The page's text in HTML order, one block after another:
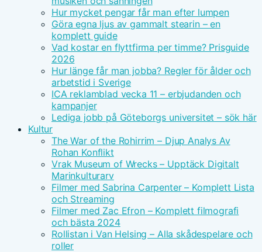
Hur mycket pengar får man efter lumpen
Göra egna ljus av gammalt stearin – en
komplett guide
Vad kostar en flyttfirma per timme? Prisguide
2026
Hur länge får man jobba? Regler för ålder och
arbetstid i Sverige
ICA reklamblad vecka 11 – erbjudanden och
kampanjer
Lediga jobb på Göteborgs universitet – sök här
Kultur
The War of the Rohirrim – Djup Analys Av
Rohan Konflikt
Vrak Museum of Wrecks – Upptäck Digitalt
Marinkulturarv
Filmer med Sabrina Carpenter – Komplett Lista
och Streaming
Filmer med Zac Efron – Komplett filmografi
och bästa 2024
Rollistan i Van Helsing – Alla skådespelare och
roller